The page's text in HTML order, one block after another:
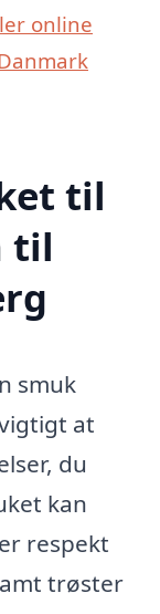
online
til
til
smuk
at
du
kan
respekt
trøster